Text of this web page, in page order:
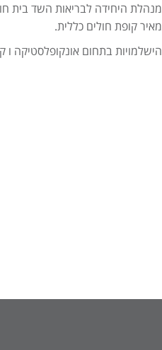
מנהלת היחידה לבריאות השד בית
מאיר קופת חולים כללית.
הישלמויות בתחום אונקופלסטיקה ו